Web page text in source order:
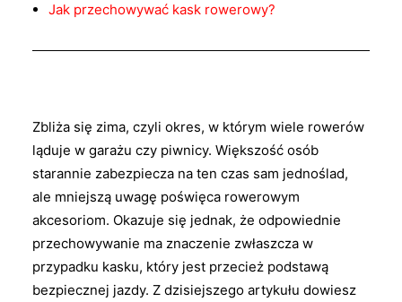
Jak przechowywać kask rowerowy?
Zbliża się zima, czyli okres, w którym wiele rowerów
ląduje w garażu czy piwnicy. Większość osób
starannie zabezpiecza na ten czas sam jednoślad,
ale mniejszą uwagę poświęca rowerowym
akcesoriom. Okazuje się jednak, że odpowiednie
przechowywanie ma znaczenie zwłaszcza w
przypadku kasku, który jest przecież podstawą
bezpiecznej jazdy. Z dzisiejszego artykułu dowiesz